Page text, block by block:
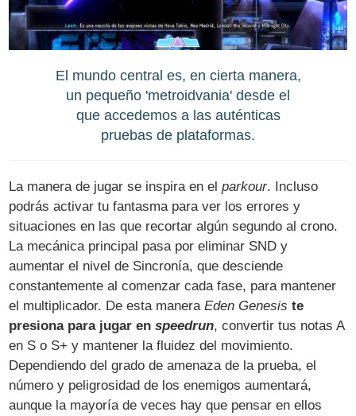
El mundo central es, en cierta manera,
un pequeño 'metroidvania' desde el
que accedemos a las auténticas
pruebas de plataformas.
La manera de jugar se inspira en elparkour. Incluso
podrás activar tu fantasma para ver los errores y
situaciones en las que recortar algún segundo al crono.
La mecánica principal pasa por eliminar SND y
aumentar el nivel de Sincronía, que desciende
constantemente al comenzar cada fase, para mantener
el multiplicador. De esta maneraEden Genesis te
presiona para jugar enspeedrun, convertir tus notas A
en S o S+ y mantener la fluidez del movimiento.
Dependiendo del grado de amenaza de la prueba, el
número y peligrosidad de los enemigos aumentará,
aunque la mayoría de veces hay que pensar en ellos